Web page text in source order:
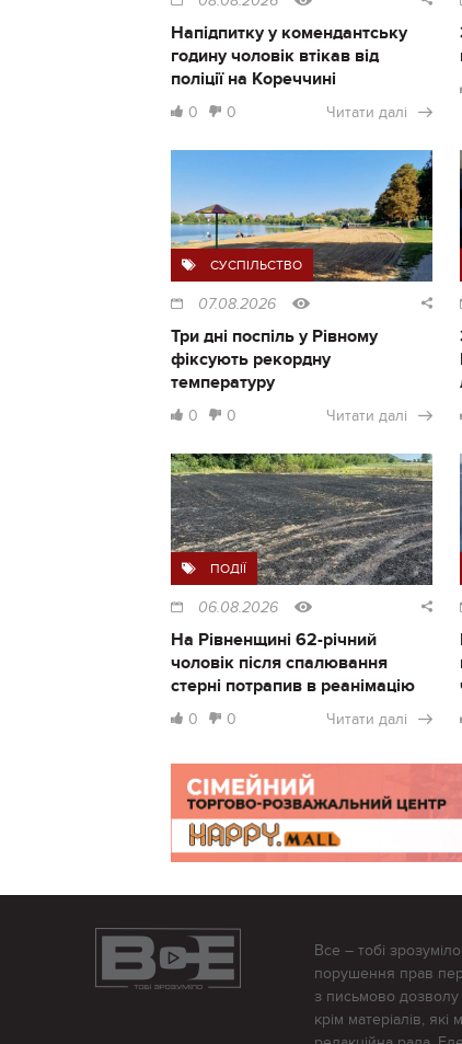
Напідпитку у комендантську
годину чоловік втікав від
поліції на Кореччині
0 0 Читати далі
СУСПІЛЬСТВО
07.08.2026
Три дні поспіль у Рівному
фіксують рекордну
температуру
0 0 Читати далі
ПОДІЇ
06.08.2026
На Рівненщині 62-річний
чоловік після спалювання
стерні потрапив в реанімацію
0 0 Читати далі
Все – тобі
порушення прав
з письмово дозволу
крім матеріалів,